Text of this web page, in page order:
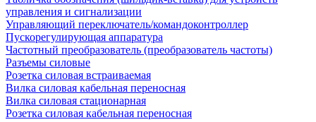
управления и сигнализации
Управляющий переключатель/командоконтроллер
Пускорегулирующая аппаратура
Частотный преобразователь (преобразователь частоты)
Разъемы силовые
Розетка силовая встраиваемая
Вилка силовая кабельная переносная
Вилка силовая стационарная
Розетка силовая кабельная переносная